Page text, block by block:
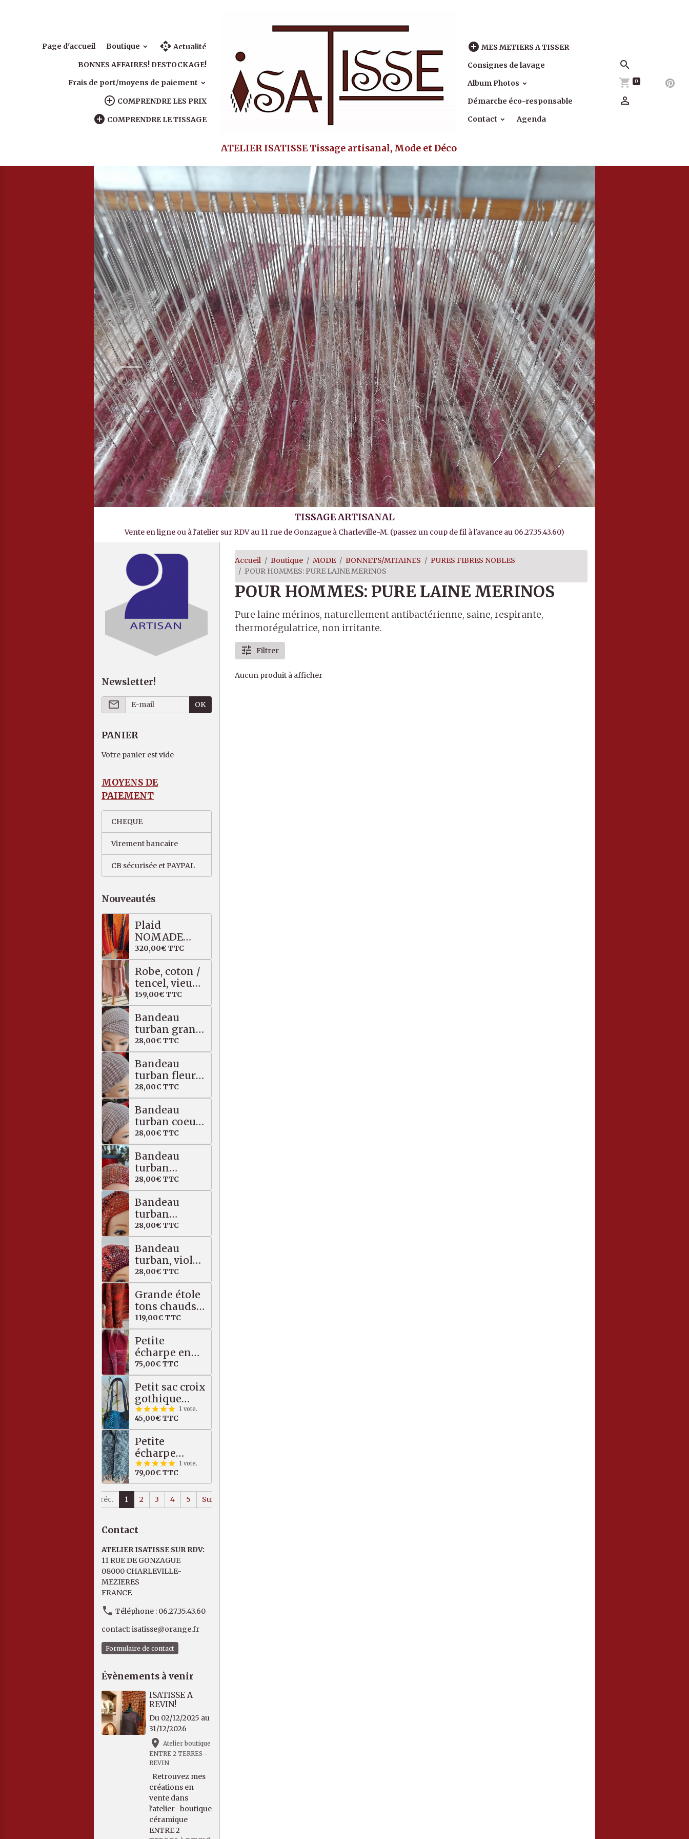
Page d'accueil Boutique
Actualité
BONNES AFFAIRES! DESTOCKAGE!
Frais de port/moyens de paiement
COMPRENDRE LES PRIX
COMPRENDRE LE TISSAGE
ATELIER ISATISSE Tissage artisanal, Mode et Déco
MES METIERS A TISSER
Consignes de lavage
Album Photos
Démarche éco-responsable
Contact
Agenda
0
TISSAGE ARTISANAL
Vente en ligne ou à l'atelier sur RDV au 11 rue de Gonzague à Charleville-M. (passez un coup de fil à l'avance au 06.27.35.43.60)
Accueil Boutique MODE BONNETS/MITAINES
PURES FIBRES NOBLES
POUR HOMMES: PURE LAINE MERINOS
POUR HOMMES: PURE LAINE MERINOS
Pure laine mérinos, naturellement antibactérienne, saine, respirante,
thermorégulatrice, non irritante.
Filtrer
Aucun produit à afficher
Newsletter!
OK
PANIER
Votre panier est vide
MOYENS DE
PAIEMENT
CHEQUE
Virement bancaire
CB sécurisée et PAYPAL
Nouveautés
Plaid
NOMADE
bouclette
laine et
coton, 80 X
168 cm
320,00€ TTC
Robe, coton /
tencel, vieux
rose, beige
159,00€ TTC
Bandeau
turban grand
pli à droite
28,00€ TTC
Bandeau
turban fleur
en bois, coton
lin
28,00€ TTC
Bandeau
turban coeur
rose, beige
rosé
28,00€ TTC
Bandeau
turban
orangé kaki
28,00€ TTC
Bandeau
turban
orangé /
multicolore
28,00€ TTC
Bandeau
turban, violet
rose
28,00€ TTC
Grande étole
tons chauds,
bouclette
alpaga /
mérinos
119,00€ TTC
Petite
écharpe en
pure alpaga /
soie,
bordeaux
multicolore
75,00€ TTC
Petit sac croix
gothique
quadrilobée,
bleu / noir
1 vote.
45,00€ TTC
Petite
écharpe
graphique
Mérinos /
Tencel, bleu,
vert, écru
1 vote.
79,00€ TTC
Préc. 1 2 3 4 5 Suiv.
Contact
ATELIER ISATISSE SUR RDV:
11 RUE DE GONZAGUE
08000 CHARLEVILLE-
MEZIERES
FRANCE
Téléphone : 06.27.35.43.60
contact: isatisse@orange.fr
Formulaire de contact
Évènements à venir
ISATISSE A
REVIN!
Du 02/12/2025 au
31/12/2026
Atelier boutique
ENTRE 2 TERRES -
REVIN
Retrouvez mes
créations en
vente dans
l'atelier- boutique
céramique
ENTRE 2